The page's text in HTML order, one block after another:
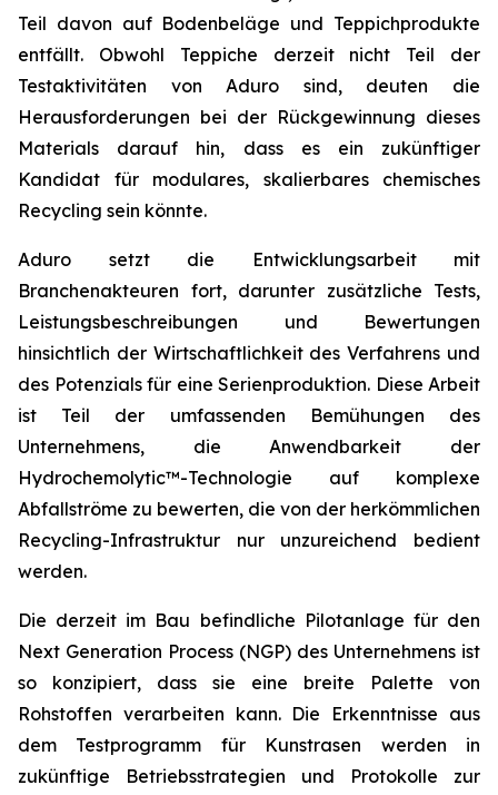
Teil davon auf Bodenbeläge und Teppichprodukte
entfällt. Obwohl Teppiche derzeit nicht Teil der
Testaktivitäten von Aduro sind, deuten die
Herausforderungen bei der Rückgewinnung dieses
Materials darauf hin, dass es ein zukünftiger
Kandidat für modulares, skalierbares chemisches
Recycling sein könnte.
Aduro setzt die Entwicklungsarbeit mit
Branchenakteuren fort, darunter zusätzliche Tests,
Leistungsbeschreibungen und Bewertungen
hinsichtlich der Wirtschaftlichkeit des Verfahrens und
des Potenzials für eine Serienproduktion. Diese Arbeit
ist Teil der umfassenden Bemühungen des
Unternehmens, die Anwendbarkeit der
Hydrochemolytic™-Technologie auf komplexe
Abfallströme zu bewerten, die von der herkömmlichen
Recycling-Infrastruktur nur unzureichend bedient
werden.
Die derzeit im Bau befindliche Pilotanlage für den
Next Generation Process (NGP) des Unternehmens ist
so konzipiert, dass sie eine breite Palette von
Rohstoffen verarbeiten kann. Die Erkenntnisse aus
dem Testprogramm für Kunstrasen werden in
zukünftige Betriebsstrategien und Protokolle zur